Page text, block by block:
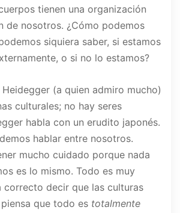
tienen una organización
de nosotros. ¿Cómo podemos
siquiera saber, si estamos
o si no lo estamos?
(a quien admiro mucho)
culturales; no hay seres
habla con un erudito japonés.
hablar entre nosotros.
mucho cuidado porque nada
es lo mismo. Todo es muy
correcto decir que las culturas
que todo es totalmente